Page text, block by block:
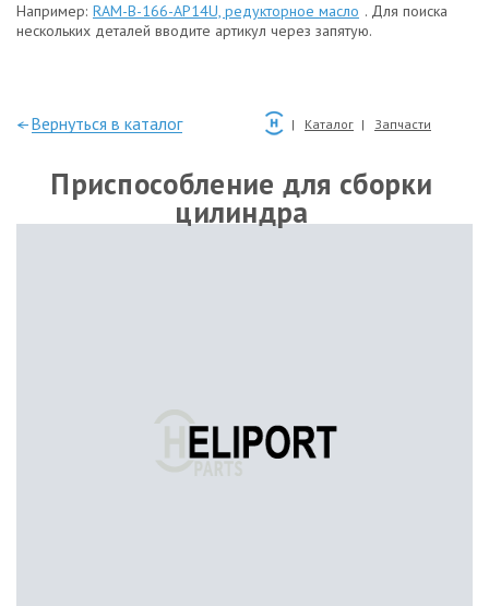
Например: RAM-B-166-AP14U, редукторное масло . Для поиска
нескольких деталей вводите артикул через запятую.
—Вернуться в каталог Каталог Запчасти
Приспособление для сборки
цилиндра